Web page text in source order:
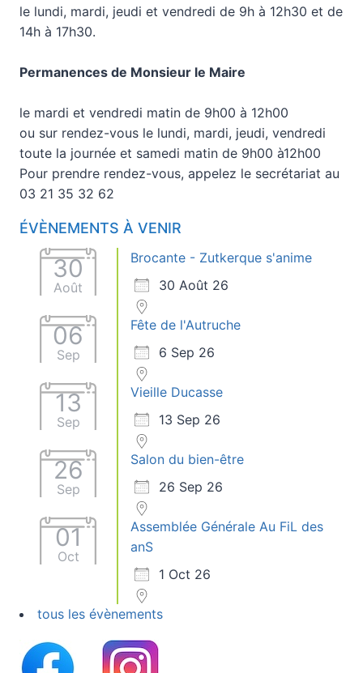
le lundi, mardi, jeudi et vendredi de 9h à 12h30 et de
14h à 17h30.
Permanences de Monsieur le Maire
le mardi et vendredi matin de 9h00 à 12h00
ou sur rendez-vous le lundi, mardi, jeudi, vendredi
toute la journée et samedi matin de 9h00 à12h00
Pour prendre rendez-vous, appelez le secrétariat au
03 21 35 32 62
ÉVÈNEMENTS À VENIR
30
Août
Brocante - Zutkerque s'anime
30 Août 26
06
Sep
Fête de l'Autruche
6 Sep 26
13
Sep
Vieille Ducasse
13 Sep 26
26
Sep
Salon du bien-être
26 Sep 26
01
Oct
Assemblée Générale Au FiL des
anS
1 Oct 26
tous les évènements